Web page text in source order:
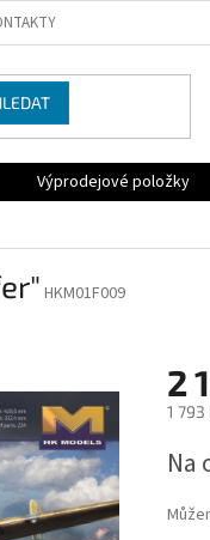
Výprodejové položky
HKM01F009
2
1 793
cena:
Na